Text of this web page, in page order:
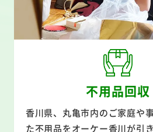
不用品回収
香川県、丸亀市内のご家庭や
た不用品をオーケー香川が引